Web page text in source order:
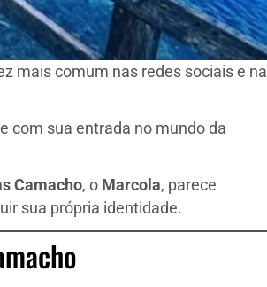
mais comum nas redes sociais e na
com sua entrada no mundo da
Camacho, o Marcola, parece
sua própria identidade.